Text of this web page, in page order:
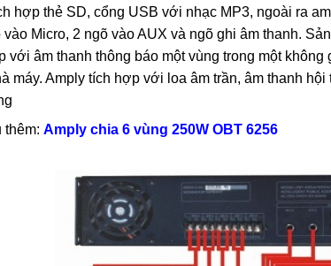
hợp thẻ SD, cổng USB với nhạc MP3, ngoài ra
vào Micro, 2 ngõ vào AUX và ngõ ghi âm thanh.
với âm thanh thông báo một vùng trong một
máy. Amply tích hợp với loa âm trần, âm thanh
thêm: Amply chia 6 vùng 250W OBT 6256